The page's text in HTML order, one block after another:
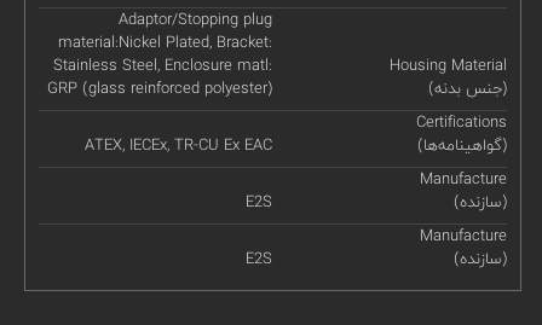
Housing Material
(جنس بدنه)
Adaptor/Stopping plug
material:Nickel Plated, Bracket:
Stainless Steel, Enclosure matl:
GRP (glass reinforced polyester)
Certifications
(گواهینامه‌ها)
ATEX, IECEx, TR-CU Ex EAC
Manufacture
(سازنده)
E2S
Manufacture
(سازنده)
E2S